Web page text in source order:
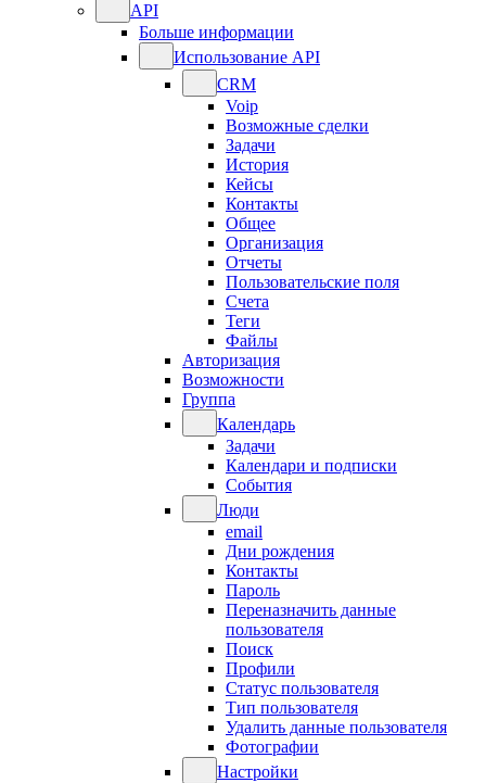
API
Больше информации
Использование API
CRM
Voip
Возможные сделки
Задачи
История
Кейсы
Контакты
Общее
Организация
Отчеты
Пользовательские поля
Счета
Теги
Файлы
Авторизация
Возможности
Группа
Календарь
Задачи
Календари и подписки
События
Люди
email
Дни рождения
Контакты
Пароль
Переназначить данные
пользователя
Поиск
Профили
Статус пользователя
Тип пользователя
Удалить данные пользователя
Фотографии
Настройки